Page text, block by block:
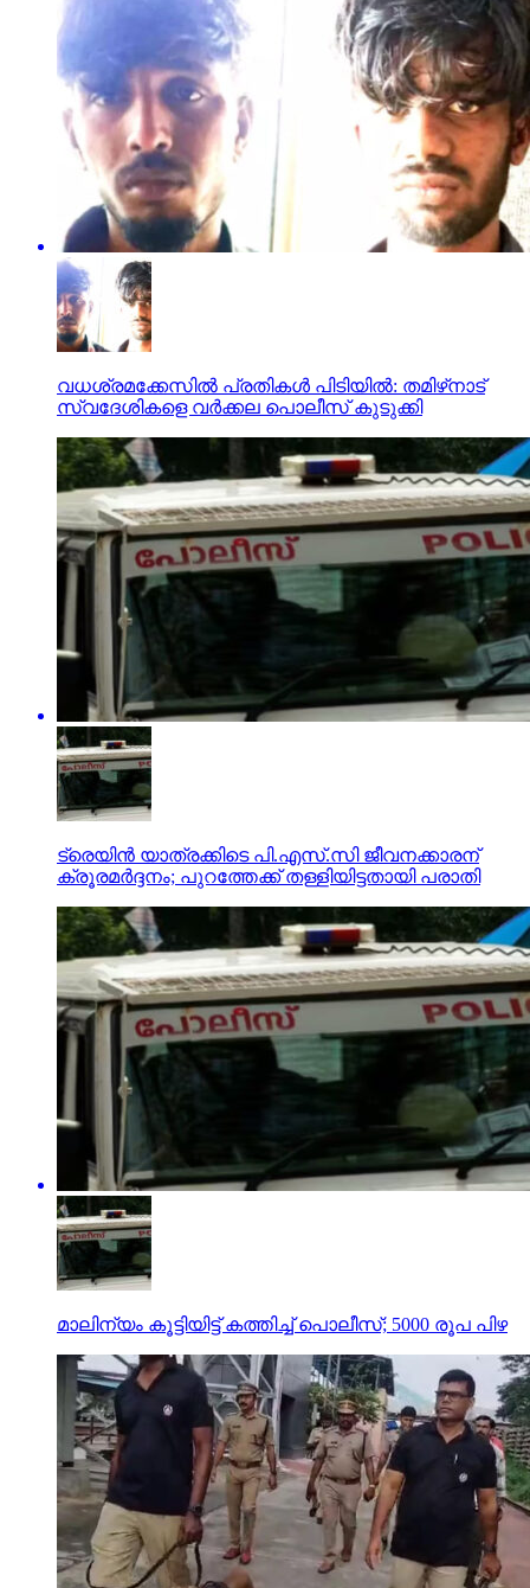
വധശ്രമക്കേസില്‍ പ്രതികള്‍ പിടിയില്‍: തമിഴ്‌നാട്
സ്വദേശികളെ വര്‍ക്കല പൊലീസ് കുടുക്കി
ട്രെയിന്‍ യാത്രക്കിടെ പി.എസ്.സി ജീവനക്കാരന്
ക്രൂരമര്‍ദ്ദനം; പുറത്തേക്ക് തള്ളിയിട്ടതായി പരാതി
മാലിന്യം കൂട്ടിയിട്ട് കത്തിച്ച് പൊലീസ്; 5000 രൂപ പിഴ